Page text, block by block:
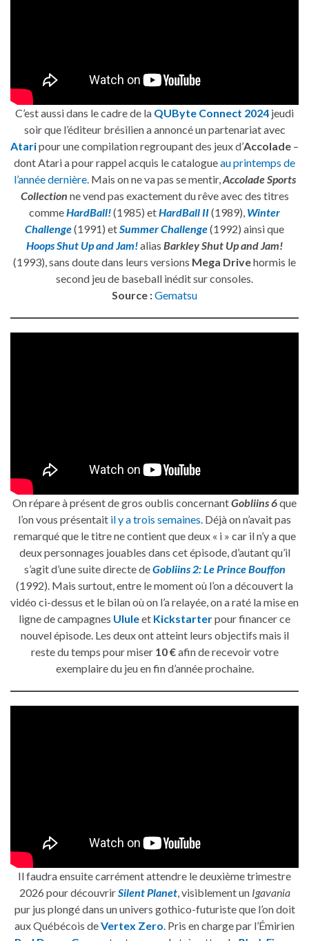
C’est aussi dans le cadre de la QUByte Connect 2024 jeudi
soir que l’éditeur brésilien a annoncé un partenariat avec
Ataripour une compilation regroupant des jeux d’Accolade –
dont Atari a pour rappel acquis le catalogueau printemps de
l’année dernière. Mais on ne va pas se mentir,Accolade Sports
Collection ne vend pas exactement du rêve avec des titres
commeHardBall!(1985) etHardBall II(1989), Winter
Challenge(1991) etSummer Challenge(1992) ainsi que
Hoops Shut Up and Jam!alias Barkley Shut Up and Jam!
(1993), sans doute dans leurs versions Mega Drivehormis le
second jeu de baseball inédit sur consoles.
Source :Gematsu
On répare à présent de gros oublis concernantGobliins 6que
l’on vous présentait il y a trois semaines. Déjà on n’avait pas
remarqué que le titre ne contient que deux « i » car il n’y a que
deux personnages jouables dans cet épisode, d’autant qu’il
s’agit d’une suite directe deGobliins 2: Le Prince Bouffon
(1992). Mais surtout, entre le moment où l’on a découvert la
vidéo ci-dessus et le bilan où on l’a relayée, on a raté la mise en
ligne de campagnes Ululeet Kickstarterpour financer ce
nouvel épisode. Les deux ont atteint leurs objectifs mais il
reste du temps pour miser 10 €afin de recevoir votre
exemplaire du jeu en fin d’année prochaine.
Il faudra ensuite carrément attendre le deuxième trimestre
2026 pour découvrirSilent Planet, visiblement un Igavania
pur jus plongé dans un univers gothico-futuriste que l’on doit
aux Québécois deVertex Zero. Pris en charge par l’Émirien